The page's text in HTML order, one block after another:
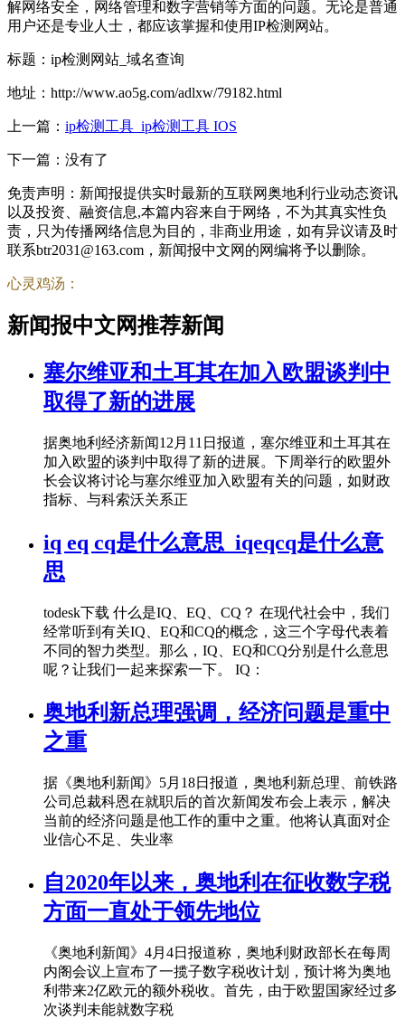
解网络安全，网络管理和数字营销等方面的问题。无论是普通
用户还是专业人士，都应该掌握和使用IP检测网站。
标题：ip检测网站_域名查询
地址：http://www.ao5g.com/adlxw/79182.html
上一篇： ip检测工具_ip检测工具 IOS
下一篇：没有了
免责声明：新闻报提供实时最新的互联网奥地利行业动态资讯
以及投资、融资信息,本篇内容来自于网络，不为其真实性负
责，只为传播网络信息为目的，非商业用途，如有异议请及时
联系btr2031@163.com，新闻报中文网的网编将予以删除。
心灵鸡汤：
新闻报中文网推荐新闻
塞尔维亚和土耳其在加入欧盟谈判中
取得了新的进展
据奥地利经济新闻12月11日报道，塞尔维亚和土耳其在
加入欧盟的谈判中取得了新的进展。下周举行的欧盟外
长会议将讨论与塞尔维亚加入欧盟有关的问题，如财政
指标、与科索沃关系正
iq eq cq是什么意思_iqeqcq是什么意
思
todesk下载 什么是IQ、EQ、CQ？ 在现代社会中，我们
经常听到有关IQ、EQ和CQ的概念，这三个字母代表着
不同的智力类型。那么，IQ、EQ和CQ分别是什么意思
呢？让我们一起来探索一下。 IQ：
奥地利新总理强调，经济问题是重中
之重
据《奥地利新闻》5月18日报道，奥地利新总理、前铁路
公司总裁科恩在就职后的首次新闻发布会上表示，解决
当前的经济问题是他工作的重中之重。他将认真面对企
业信心不足、失业率
自2020年以来，奥地利在征收数字税
方面一直处于领先地位
《奥地利新闻》4月4日报道称，奥地利财政部长在每周
内阁会议上宣布了一揽子数字税收计划，预计将为奥地
利带来2亿欧元的额外税收。首先，由于欧盟国家经过多
次谈判未能就数字税